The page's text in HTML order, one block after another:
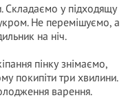
у підходящу
Не перемішуємо, а
на ніч.
пінку знімаємо,
покипіти три хвилини.
варення.